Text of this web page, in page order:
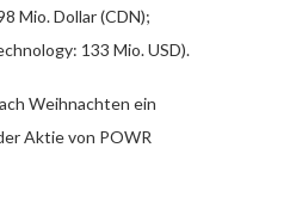
Mio. Dollar (CDN);
133 Mio. USD).
Weihnachten ein
Aktie von POWR